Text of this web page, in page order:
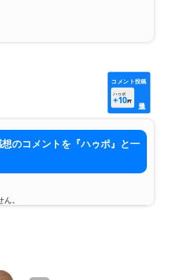
コメント投稿
ハゥポ
+10PT
のコメントを『ハゥポ』と一
。